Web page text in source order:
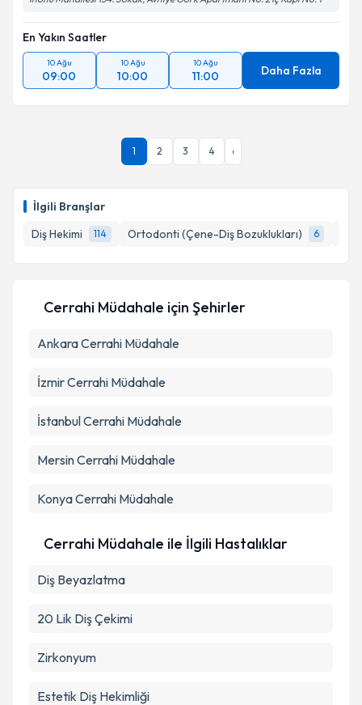
İlgili Branşlar
Diş Hekimi
114 Ortodonti (Çene-Diş Bozuklukları) 6
En Yakın Saatler
10 Ağu
09:00
10 Ağu
10:00
10 Ağu
11:00 Daha Fazla
1 2 3 4 ›
Cerrahi Müdahale için Şehirler
AnkaraCerrahi Müdahale
İzmirCerrahi Müdahale
İstanbulCerrahi Müdahale
MersinCerrahi Müdahale
KonyaCerrahi Müdahale
Cerrahi Müdahale ile İlgili Hastalıklar
Diş Beyazlatma
20 Lik Diş Çekimi
Zirkonyum
Estetik Diş Hekimliği